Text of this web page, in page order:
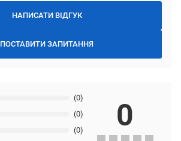
НАПИСАТИ ВІДГУК
ПОСТАВИТИ ЗАПИТАННЯ
(0)
(0)
(0)
0